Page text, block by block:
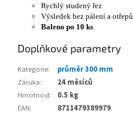
Rychlý studený řez
Výsledek bez pálení a otřepů
Baleno po 10 ks
Doplňkové parametry
Kategorie:
průměr 300 mm
Záruka:
24 měsíců
Hmotnost:
0.5 kg
EAN:
8711479389979